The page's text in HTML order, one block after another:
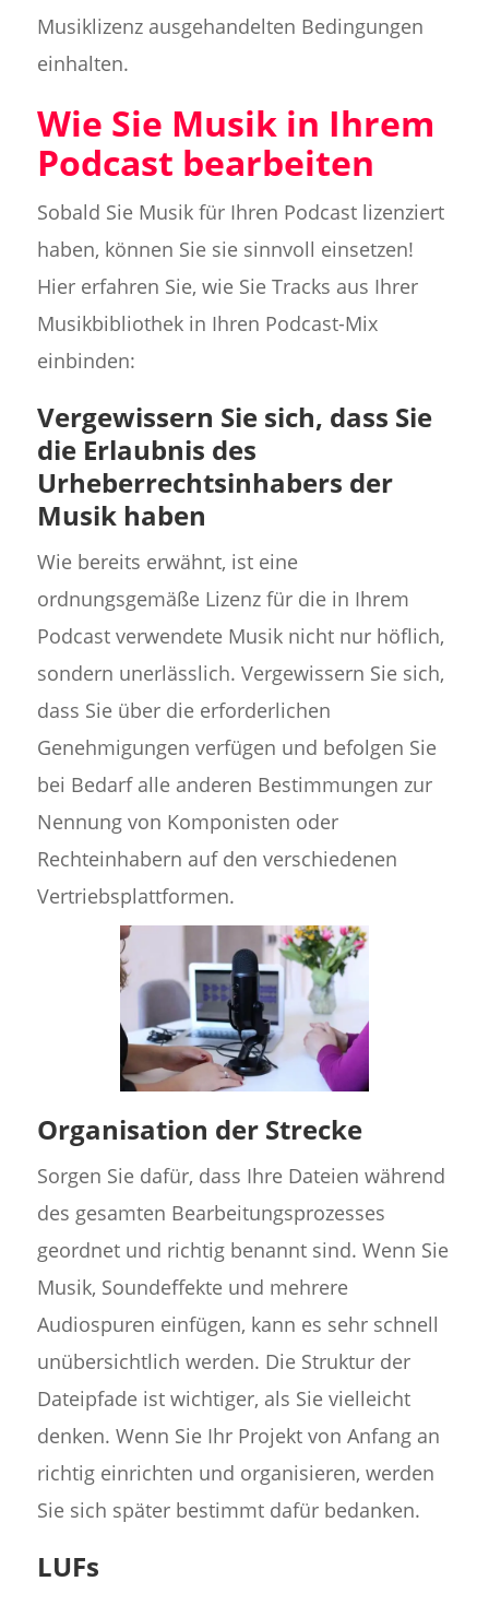
Musiklizenz ausgehandelten Bedingungen
einhalten.
Wie Sie Musik in Ihrem
Podcast bearbeiten
Sobald Sie Musik für Ihren Podcast lizenziert
haben, können Sie sie sinnvoll einsetzen!
Hier erfahren Sie, wie Sie Tracks aus Ihrer
Musikbibliothek in Ihren Podcast-Mix
einbinden:
Vergewissern Sie sich, dass Sie
die Erlaubnis des
Urheberrechtsinhabers der
Musik haben
Wie bereits erwähnt, ist eine
ordnungsgemäße Lizenz für die in Ihrem
Podcast verwendete Musik nicht nur höflich,
sondern unerlässlich. Vergewissern Sie sich,
dass Sie über die erforderlichen
Genehmigungen verfügen und befolgen Sie
bei Bedarf alle anderen Bestimmungen zur
Nennung von Komponisten oder
Rechteinhabern auf den verschiedenen
Vertriebsplattformen.
Organisation der Strecke
Sorgen Sie dafür, dass Ihre Dateien während
des gesamten Bearbeitungsprozesses
geordnet und richtig benannt sind. Wenn Sie
Musik, Soundeffekte und mehrere
Audiospuren einfügen, kann es sehr schnell
unübersichtlich werden. Die Struktur der
Dateipfade ist wichtiger, als Sie vielleicht
denken. Wenn Sie Ihr Projekt von Anfang an
richtig einrichten und organisieren, werden
Sie sich später bestimmt dafür bedanken.
LUFs